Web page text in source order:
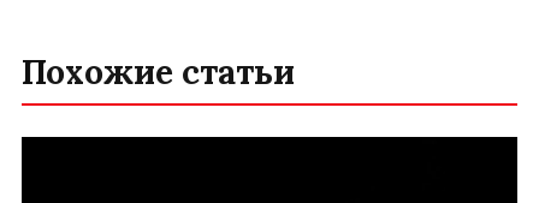
Похожие статьи